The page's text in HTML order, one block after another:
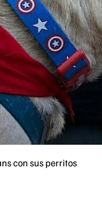
con sus perritos